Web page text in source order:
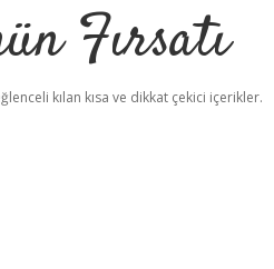
Fırsatı
kılan kısa ve dikkat çekici içerikler.